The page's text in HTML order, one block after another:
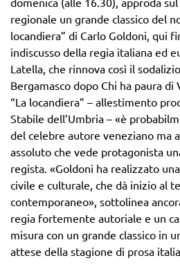
regionale un grande classico del
locandiera” di Carlo Goldoni, qui
indiscusso della regia italiana ed
Latella, che rinnova così il
Bergamasco dopo Chi ha paura di
“La locandiera” – allestimento
Stabile dell’Umbria – «è
del celebre autore veneziano ma
assoluto che vede protagonista
regista. «Goldoni ha realizzato
civile e culturale, che dà inizio al
contemporaneo», sottolinea
regia fortemente autoriale e un
misura con un grande classico in
attese della stagione di prosa